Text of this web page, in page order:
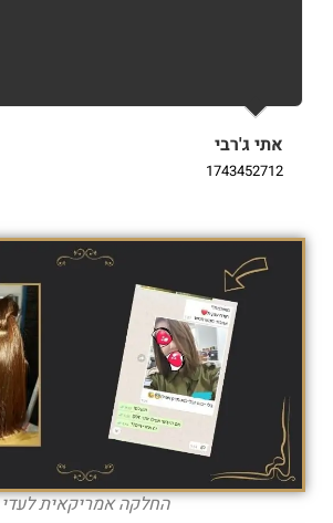
אתי ג'רבי
1743452712
החלקה אמריקאית לעדי